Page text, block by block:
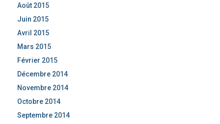
Août 2015
Juin 2015
Avril 2015
Mars 2015
Février 2015
Décembre 2014
Novembre 2014
Octobre 2014
Septembre 2014